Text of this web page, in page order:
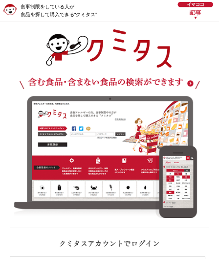
食事制限をしている人が
食品を探して購入できる“クミタス”